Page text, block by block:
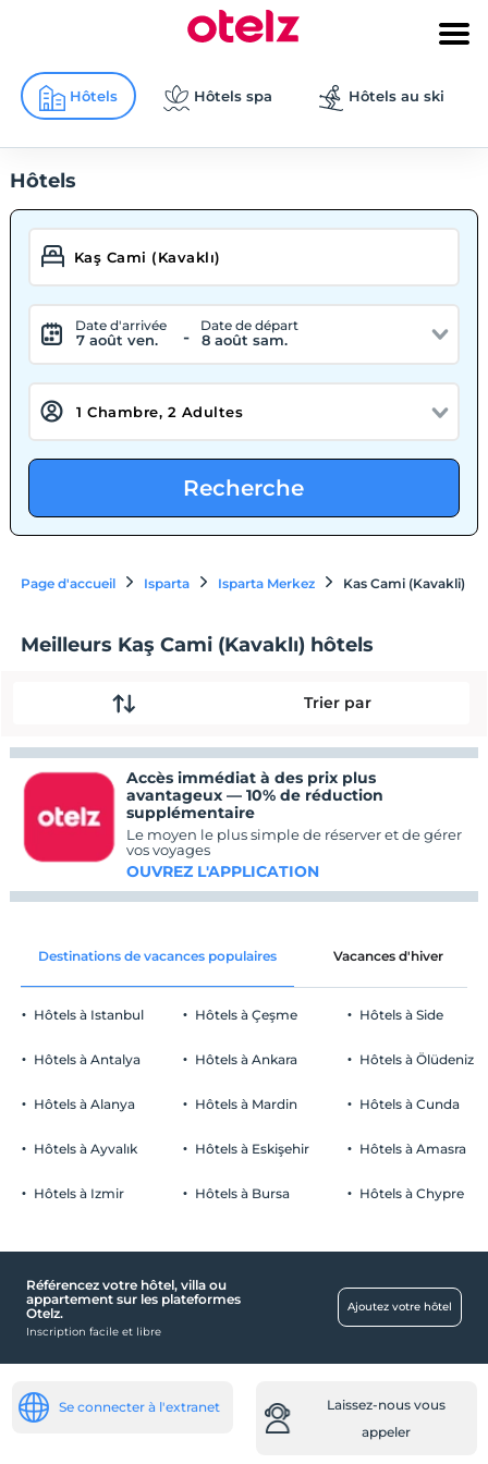
Hôtels Hôtels spa Hôtels au ski
Hôtels
Date d'arrivée
7 août ven. -
Date de départ
8 août sam.
Recherche
Page d'accueil Isparta Isparta Merkez Kas Cami (Kavakli)
Meilleurs Kaş Cami (Kavaklı) hôtels
Trier par
Accès immédiat à des prix plus
avantageux — 10% de réduction
supplémentaire
Le moyen le plus simple de réserver et de gérer
vos voyages
OUVREZ L'APPLICATION
Destinations de vacances populaires Vacances d'hiver
Hôtels à Istanbul
Hôtels à Antalya
Hôtels à Alanya
Hôtels à Ayvalık
Hôtels à Izmir
Hôtels à Çeşme
Hôtels à Ankara
Hôtels à Mardin
Hôtels à Eskişehir
Hôtels à Bursa
Hôtels à Side
Hôtels à Ölüdeniz
Hôtels à Cunda
Hôtels à Amasra
Hôtels à Chypre
Référencez votre hôtel, villa ou
appartement sur les plateformes
Otelz.
Inscription facile et libre
Ajoutez votre hôtel
Se connecter à l'extranet
Laissez-nous vous
appeler